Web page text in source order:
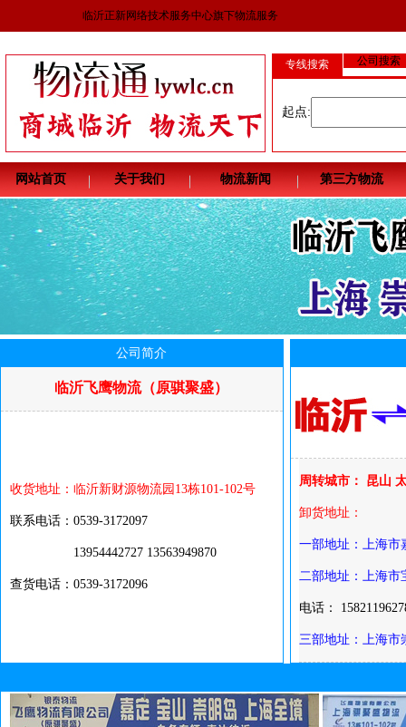
临沂正新网络技术服务中心旗下物流服务
专线搜索 公司搜索
起点:
网站首页 关于我们 物流新闻 第三方物流
公司简介
临沂飞鹰物流（原骐聚盛）
收货地址：临沂新财源物流园13栋101-102号
联系电话：0539-3172097
13954442727 13563949870
查货电话：0539-3172096
周转城市： 昆山
卸货地址：
一部地址：上海市
二部地址：上海市
电话：
三部地址：上海市